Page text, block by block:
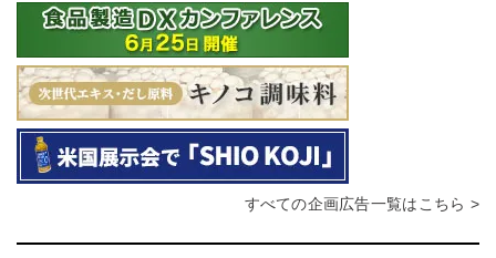
すべての企画広告一覧はこちら >